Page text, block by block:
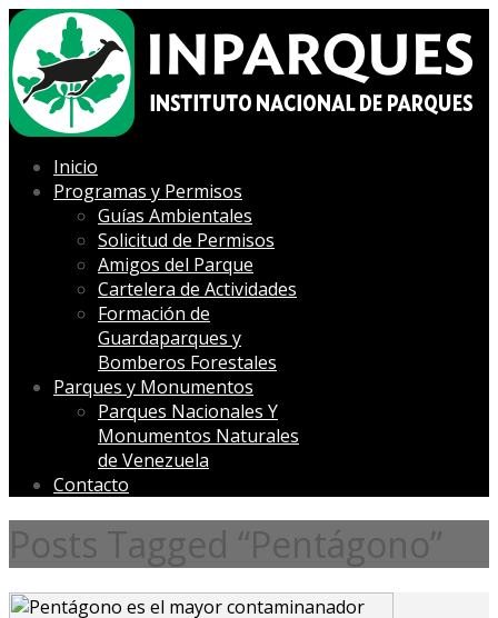
Inicio
Programas y Permisos
Guías Ambientales
Solicitud de Permisos
Amigos del Parque
Cartelera de Actividades
Formación de
Guardaparques y
Bomberos Forestales
Parques y Monumentos
Parques Nacionales Y
Monumentos Naturales
de Venezuela
Contacto
Posts Tagged “Pentágono”